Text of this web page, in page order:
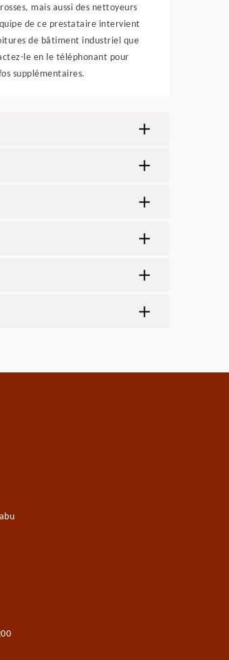
mais aussi des nettoyeurs
de ce prestataire intervient
de bâtiment industriel que
le en le téléphonant pour
supplémentaires.